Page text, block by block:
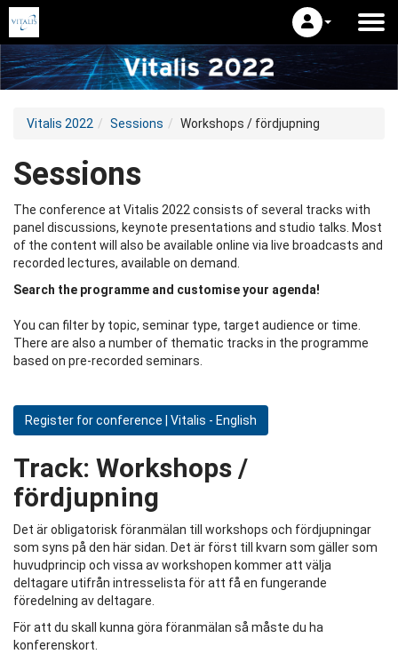
Vitalis 2022 Sessions Workshops / fördjupning
Sessions
The conference at Vitalis 2022 consists of several tracks with
panel discussions, keynote presentations and studio talks. Most
of the content will also be available online via live broadcasts and
recorded lectures, available on demand.
Search the programme and customise your agenda!
You can filter by topic, seminar type, target audience or time.
There are also a number of thematic tracks in the programme
based on pre-recorded seminars.
Register for conference | Vitalis - English
Track: Workshops /
fördjupning
Det är obligatorisk föranmälan till workshops och fördjupningar
som syns på den här sidan. Det är först till kvarn som gäller som
huvudprincip och vissa av workshopen kommer att välja
deltagare utifrån intresselista för att få en fungerande
föredelning av deltagare.
För att du skall kunna göra föranmälan så måste du ha
konferenskort.